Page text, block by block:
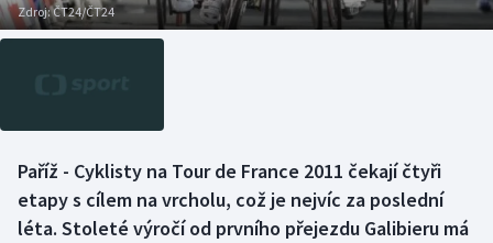
Box
Florbal
Futsal
Zdroj:ČT24/ČT24
Paříž - Cyklisty na Tour de France 2011 čekají čtyři
etapy s cílem na vrcholu, což je nejvíc za poslední
léta. Stoleté výročí od prvního přejezdu Galibieru má